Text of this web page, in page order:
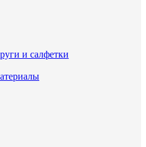
и салфетки